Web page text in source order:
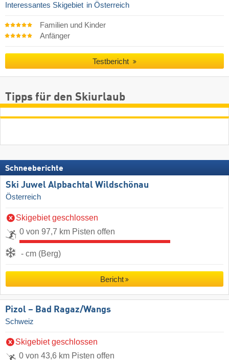
Interessantes Skigebiet in Österreich
Familien und Kinder
Anfänger
Testbericht
Tipps für den Skiurlaub
Schneeberichte
Ski Juwel Alpbachtal Wildschönau
Österreich
Skigebiet geschlossen
0 von 97,7 km Pisten offen
- cm (Berg)
Bericht
Pizol – Bad Ragaz/​Wangs
Schweiz
Skigebiet geschlossen
0 von 43,6 km Pisten offen